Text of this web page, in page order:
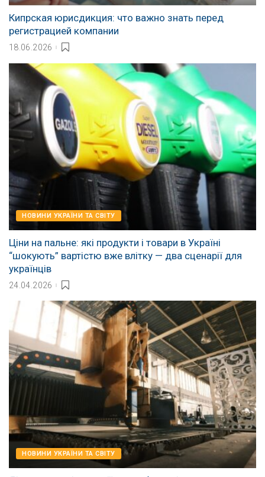
Кипрская юрисдикция: что важно знать перед
регистрацией компании
18.06.2026
НОВИНИ УКРАЇНИ ТА СВІТУ
Ціни на пальне: які продукти і товари в Україні
“шокують” вартістю вже влітку — два сценарії для
українців
24.04.2026
НОВИНИ УКРАЇНИ ТА СВІТУ